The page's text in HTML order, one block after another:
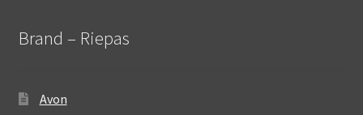
Brand – Riepas
Avon